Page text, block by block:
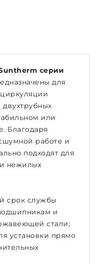
серии
для
или
Благодаря
работе и
подходят для
нежилых
срок службы
и
стали;
установки прямо